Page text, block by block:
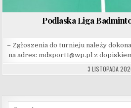
Podlaska Liga
– Zgłoszenia do turnieju należy
na adres: mdsport1@wp.pl z
3 LISTOPADA